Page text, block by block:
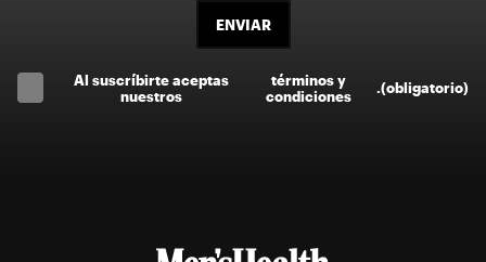
ENVIAR
Al suscríbirte aceptas
nuestros
términos y
condiciones
.(obligatorio)